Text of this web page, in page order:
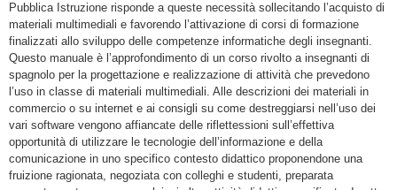
Pubblica Istruzione risponde a queste necessità sollecitando l’acquisto di
materiali multimediali e favorendo l’attivazione di corsi di formazione
finalizzati allo sviluppo delle competenze informatiche degli insegnanti.
Questo manuale è l’approfondimento di un corso rivolto a insegnanti di
spagnolo per la progettazione e realizzazione di attività che prevedono
l’uso in classe di materiali multimediali. Alle descrizioni dei materiali in
commercio o su internet e ai consigli su come destreggiarsi nell’uso dei
vari software vengono affiancate delle riflettessioni sull’effettiva
opportunità di utilizzare le tecnologie dell’informazione e della
comunicazione in uno specifico contesto didattico proponendone una
fruizione ragionata, negoziata con colleghi e studenti, preparata